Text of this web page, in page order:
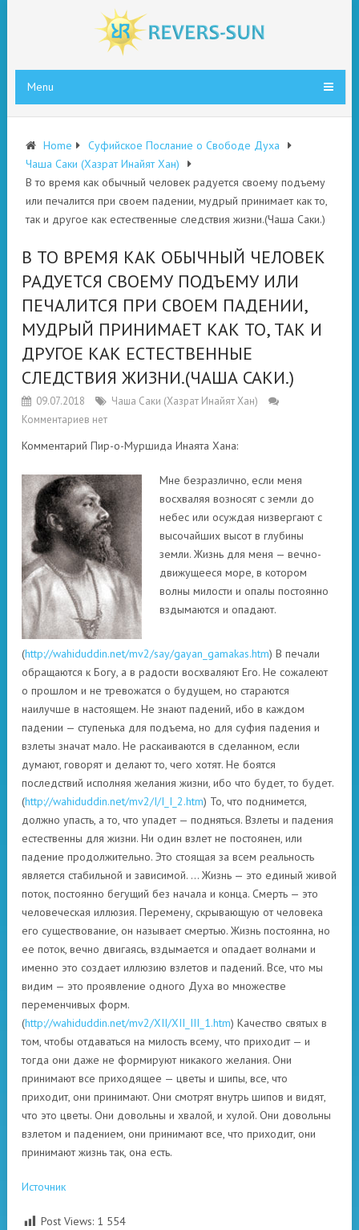
Menu
Home
Суфийское Послание о Свободе Духа
Чаша Саки (Хазрат Инайят Хан)
В то время как обычный человек радуется своему подъему
или печалится при своем падении, мудрый принимает как то,
так и другое как естественные следствия жизни.(Чаша Саки.)
В ТО ВРЕМЯ КАК ОБЫЧНЫЙ ЧЕЛОВЕК
РАДУЕТСЯ СВОЕМУ ПОДЪЕМУ ИЛИ
ПЕЧАЛИТСЯ ПРИ СВОЕМ ПАДЕНИИ,
МУДРЫЙ ПРИНИМАЕТ КАК ТО, ТАК И
ДРУГОЕ КАК ЕСТЕСТВЕННЫЕ
СЛЕДСТВИЯ ЖИЗНИ.(ЧАША САКИ.)
09.07.2018
Чаша Саки (Хазрат Инайят Хан)
Комментариев нет
Комментарий Пир-о-Муршида Инаята Хана:
Мне безразлично, если меня
восхваляя возносят с земли до
небес или осуждая низвергают с
высочайших высот в глубины
земли. Жизнь для меня — вечно-
движущееся море, в котором
волны милости и опалы постоянно
вздымаются и опадают.
(http://wahiduddin.net/mv2/say/gayan_gamakas.htm) В печали
обращаются к Богу, а в радости восхваляют Его. Не сожалеют
о прошлом и не тревожатся о будущем, но стараются
наилучше в настоящем. Не знают падений, ибо в каждом
падении — ступенька для подъема, но для суфия падения и
взлеты значат мало. Не раскаиваются в сделанном, если
думают, говорят и делают то, чего хотят. Не боятся
последствий исполняя желания жизни, ибо что будет, то будет.
(http://wahiduddin.net/mv2/I/I_I_2.htm) То, что поднимется,
должно упасть, а то, что упадет — подняться. Взлеты и падения
естественны для жизни. Ни один взлет не постоянен, или
падение продолжительно. Это стоящая за всем реальность
является стабильной и зависимой. … Жизнь — это единый живой
поток, постоянно бегущий без начала и конца. Смерть — это
человеческая иллюзия. Перемену, скрывающую от человека
его существование, он называет смертью. Жизнь постоянна, но
ее поток, вечно двигаясь, вздымается и опадает волнами и
именно это создает иллюзию взлетов и падений. Все, что мы
видим — это проявление одного Духа во множестве
переменчивых форм.
(http://wahiduddin.net/mv2/XII/XII_III_1.htm) Качество святых в
том, чтобы отдаваться на милость всему, что приходит — и
тогда они даже не формируют никакого желания. Они
принимают все приходящее — цветы и шипы, все, что
приходит, они принимают. Они смотрят внутрь шипов и видят,
что это цветы. Они довольны и хвалой, и хулой. Они довольны
взлетом и падением, они принимают все, что приходит, они
принимают жизнь так, она есть.
Источник
Post Views: 1 554